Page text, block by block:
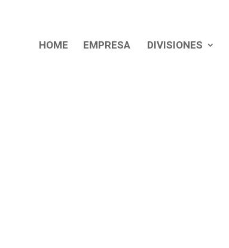
HOME EMPRESA DIVISIONES